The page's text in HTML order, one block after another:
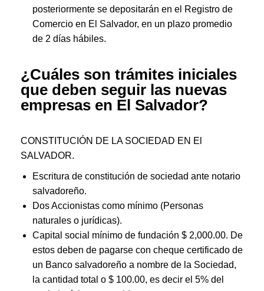
posteriormente se depositarán en el Registro de
Comercio en El Salvador, en un plazo promedio
de 2 días hábiles.
¿Cuáles son trámites iniciales
que deben seguir las nuevas
empresas en El Salvador?
CONSTITUCIÓN DE LA SOCIEDAD EN El
SALVADOR.
Escritura de constitución de sociedad ante notario
salvadoreño.
Dos Accionistas como mínimo (Personas
naturales o jurídicas).
Capital social mínimo de fundación $ 2,000.00. De
estos deben de pagarse con cheque certificado de
un Banco salvadoreño a nombre de la Sociedad,
la cantidad total o $ 100.00, es decir el 5% del